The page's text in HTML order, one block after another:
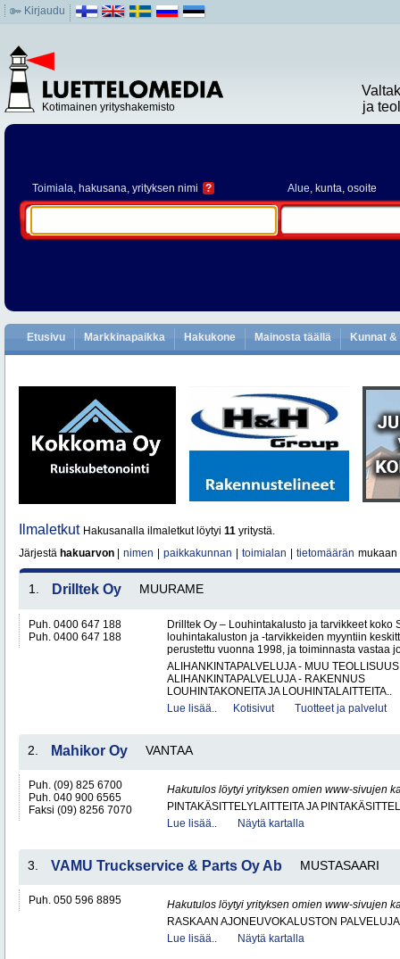
Kirjaudu
Kotimainen yrityshakemisto
ja
Toimiala, hakusana, yrityksen nimi ? Alue, kunta, osoite
Etusivu Markkinapaikka Hakukone Mainosta täällä Kunnat
Ilmaletkut Hakusanalla ilmaletkut löytyi 11 yritystä.
Järjestä hakuarvon nimen paikkakunnan toimialan tietomäärän mukaan
1. Drilltek Oy MUURAME
Puh. 0400 647 188
Puh. 0400 647 188
Drilltek Oy – Louhintakalusto ja tarvikkeet koko
louhintakaluston ja -tarvikkeiden myyntiin
perustettu vuonna 1998, ja toiminnasta vastaa
ALIHANKINTAPALVELUJA - MUU TEOLLISUUS
ALIHANKINTAPALVELUJA - RAKENNUS
LOUHINTAKONEITA JA LOUHINTALAITTEITA..
Lue lisää..
Kotisivut Tuotteet ja palvelut
2. Mahikor Oy VANTAA
Puh. (09) 825 6700
Puh. 040 900 6565
Faksi (09) 8256 7070
Hakutulos löytyi yrityksen omien www-sivujen
PINTAKÄSITTELYLAITTEITA JA
Lue lisää..
Näytä kartalla
3. VAMU Truckservice & Parts Oy Ab MUSTASAARI
Puh. 050 596 8895
Hakutulos löytyi yrityksen omien www-sivujen
RASKAAN AJONEUVOKALUSTON
Lue lisää..
Näytä kartalla